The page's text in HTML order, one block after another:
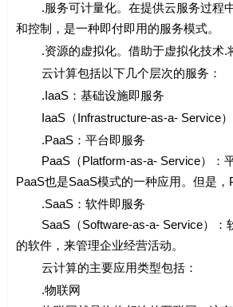
.服务可计量化。在提供云服务过程中
和控制，是一种即付即用的服务模式。
.资源的虚拟化。借助于虚拟化技术.
云计算包括以下几个层次的服务：
.IaaS：基础设施即服务
IaaS（Infrastructure-as-a- Service）
.PaaS：平台即服务
PaaS（Platform-as-a- Service）：平
PaaS也是SaaS模式的一种应用。但是
.SaaS：软件即服务
SaaS（Software-as-a- Service）：软
的软件，来管理企业经营活动。
云计算的主要应用类型包括：
.物联网